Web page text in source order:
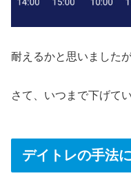
耐えるかと思いましたが
さて、いつまで下げて
デイトレの手法